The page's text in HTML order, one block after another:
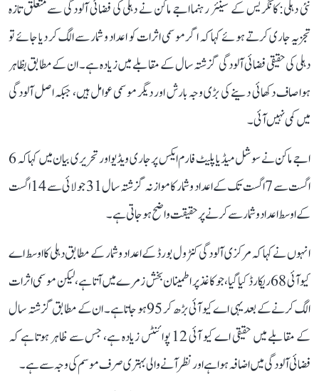
نئی دہلی: کانگریس کے سینئر رہنما اجے ماکن نے دہلی کی فضائی آلودگی سے متعلق تازہ
تجزیہ جاری کرتے ہوئے کہا کہ اگر موسمی اثرات کو اعداد و شمار سے الگ کر دیا جائے تو
دہلی کی حقیقی فضائی آلودگی گزشتہ سال کے مقابلے میں زیادہ ہے۔ ان کے مطابق بظاہر
ہوا صاف دکھائی دینے کی بڑی وجہ بارش اور دیگر موسمی عوامل ہیں، جبکہ اصل آلودگی
میں کمی نہیں آئی۔
اجے ماکن نے سوشل میڈیا پلیٹ فارم ایکس پر جاری ویڈیو اور تحریری بیان میں کہا کہ 6
اگست سے 7 اگست تک کے اعداد و شمار کا موازنہ گزشتہ سال 31 جولائی سے 14 اگست
کے اوسط اعداد و شمار سے کرنے پر حقیقت واضح ہو جاتی ہے۔
انہوں نے کہا کہ مرکزی آلودگی کنٹرول بورڈ کے اعداد و شمار کے مطابق دہلی کا اوسط اے
کیو آئی 68 ریکارڈ کیا گیا، جو کاغذ پر اطمینان بخش زمرے میں آتا ہے، لیکن موسمی اثرات
الگ کرنے کے بعد یہی اے کیو آئی بڑھ کر 95 ہو جاتا ہے۔ ان کے مطابق گزشتہ سال
کے مقابلے میں حقیقی اے کیو آئی 12 پوائنٹس زیادہ ہے، جس سے ظاہر ہوتا ہے کہ
فضائی آلودگی میں اضافہ ہوا ہے اور نظر آنے والی بہتری صرف موسم کی وجہ سے ہے۔